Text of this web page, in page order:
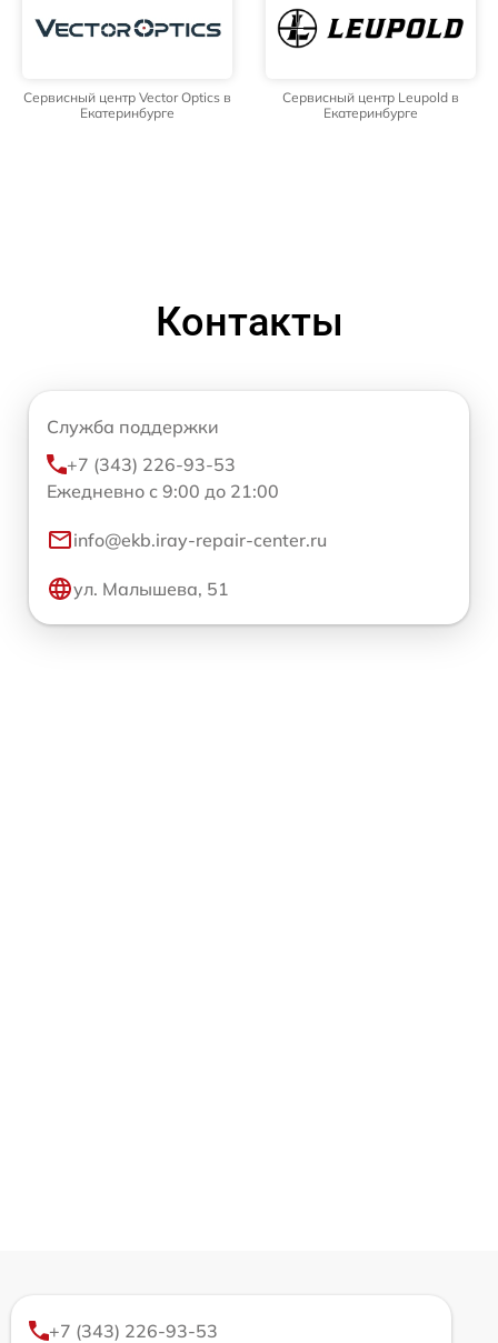
Сервисный центр Vector Optics в
Екатеринбурге
Сервисный центр Leupold в
Екатеринбурге
Контакты
Служба поддержки
+7 (343) 226-93-53
Ежедневно с 9:00 до 21:00
info@ekb.iray-repair-center.ru
ул. Малышева, 51
+7 (343) 226-93-53